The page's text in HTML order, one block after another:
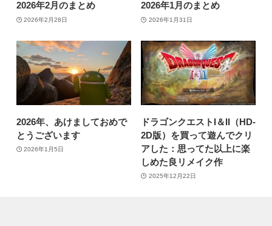
2026年2月のまとめ
2026年2月28日
2026年1月のまとめ
2026年1月31日
2026年、あけましておめで
とうございます
2026年1月5日
ドラゴンクエストI＆II（HD-
2D版）を買って遊んでクリ
アした：思ってた以上に楽
しめた良リメイク作
2025年12月22日